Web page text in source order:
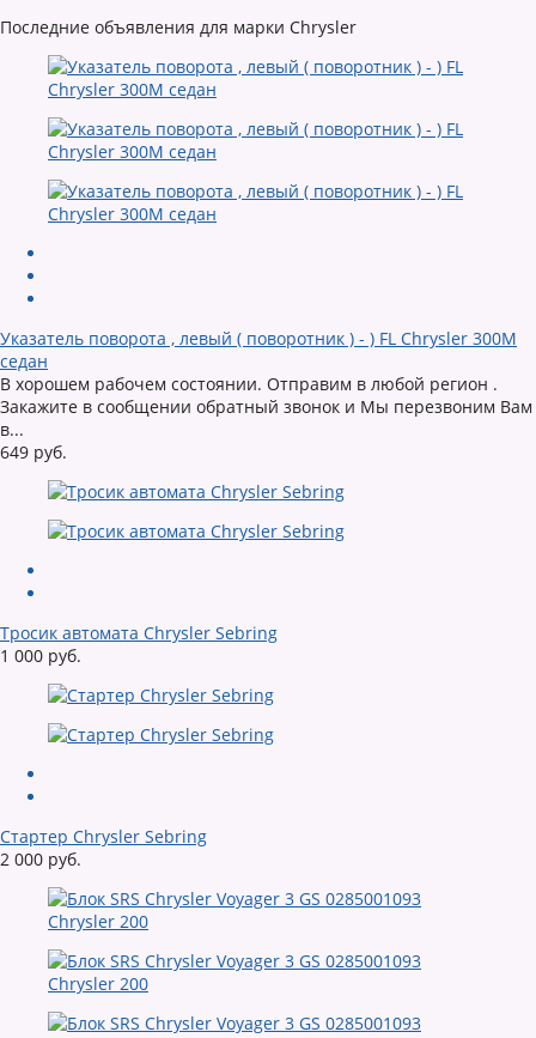
Последние объявления для марки Chrysler
Указатель поворота , левый ( поворотник ) - ) FL Chrysler 300M
седан
В хорошем рабочем состоянии. Отправим в любой регион .
Закажите в сообщении обратный звонок и Мы перезвоним Вам
в...
649 руб.
Тросик автомата Chrysler Sebring
1 000 руб.
Стартер Chrysler Sebring
2 000 руб.